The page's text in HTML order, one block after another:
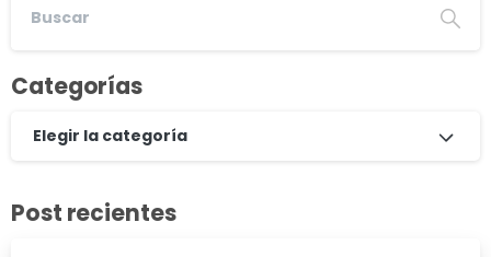
Categorías
Elegir la categoría
Post recientes